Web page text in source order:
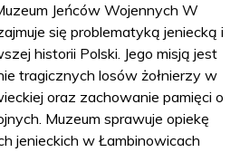
Jeńców Wojennych W
się problematyką jeniecką i
historii Polski. Jego misją jest
tragicznych losów żołnierzy w
oraz zachowanie pamięci o
Muzeum sprawuje opiekę
jenieckich w Łambinowicach